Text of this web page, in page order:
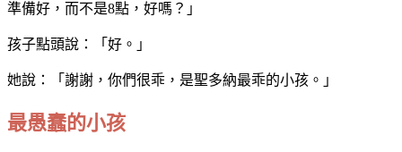
準備好，而不是8點，好嗎？」
孩子點頭說：「好。」
她說：「謝謝，你們很乖，是聖多納最乖的小孩。」
最愚蠢的小孩